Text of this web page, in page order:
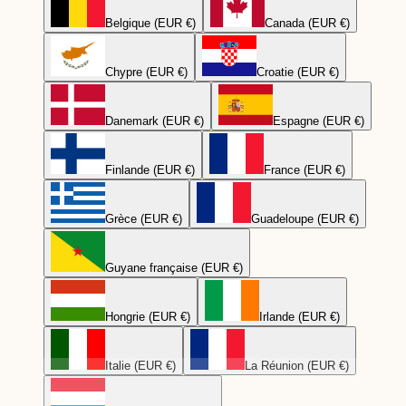
Belgique (EUR €) Canada (EUR €)
Chypre (EUR €) Croatie (EUR €)
Danemark (EUR €) Espagne (EUR €)
Finlande (EUR €) France (EUR €)
Grèce (EUR €) Guadeloupe (EUR €)
Guyane française (EUR €)
Hongrie (EUR €) Irlande (EUR €)
Italie (EUR €) La Réunion (EUR €)